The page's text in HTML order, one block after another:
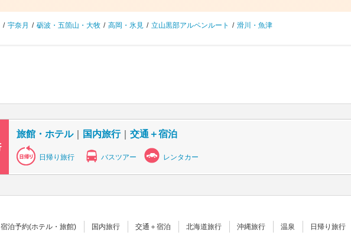
/ 宇奈月 / 砺波・五箇山・大牧 / 高岡・氷見 / 立山黒部アルペンルート / 滑川・魚津
旅館・ホテル｜ 国内旅行｜ 交通＋宿泊
日帰り旅行 バスツアー レンタカー
宿泊予約(ホテル・旅館) 国内旅行 交通＋宿泊 北海道旅行 沖縄旅行 温泉 日帰り旅行